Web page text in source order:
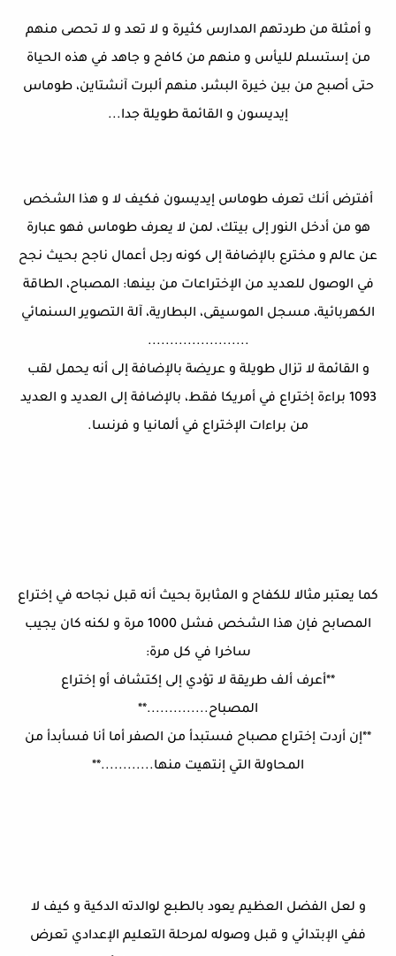
و أمثلة من طردتهم المدارس كثيرة و لا تعد و لا تحصى منهم
من إستسلم لليأس و منهم من كافح و جاهد في هذه الحياة
حتى أصبح من بين خيرة البشر، منهم ألبرت آنشتاين، طوماس
إيديسون و القائمة طويلة جدا...
أفترض أنك تعرف طوماس إيديسون فكيف لا و هذا الشخص
هو من أدخل النور إلى بيتك، لمن لا يعرف طوماس فهو عبارة
عن عالم و مخترع بالإضافة إلى كونه رجل أعمال ناجح بحيث نجح
في الوصول للعديد من الإختراعات من بينها: المصباح، الطاقة
الكهربائية، مسجل الموسيقى، البطارية، آلة التصوير السنمائي
.......................
و القائمة لا تزال طويلة و عريضة بالإضافة إلى أنه يحمل لقب
1093 براءة إختراع في أمريكا فقط، بالإضافة إلى العديد و العديد
من براءات الإختراع في ألمانيا و فرنسا.
كما يعتبر مثالا للكفاح و المثابرة بحيث أنه قبل نجاحه في إختراع
المصابح فإن هذا الشخص فشل 1000 مرة و لكنه كان يجيب
ساخرا في كل مرة:
**أعرف ألف طريقة لا تؤدي إلى إكتشاف أو إختراع
المصباح..............**
**إن أردت إختراع مصباح فستبدأ من الصفر أما أنا فسأبدأ من
المحاولة التي إنتهيت منها............**
و لعل الفضل العظيم يعود بالطبع لوالدته الدكية و كيف لا
ففي الإبتدائي و قبل وصوله لمرحلة التعليم الإعدادي تعرض